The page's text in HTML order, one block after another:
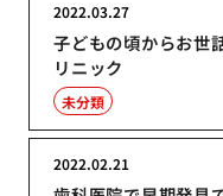
子どもの頃からお世
リニック
2022.03.27
未分類
2022.02.21